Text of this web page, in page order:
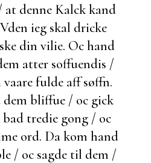
denne Kalck kand
ieg skal dricke
din vilie. Oc hand
atter soffuendis /
vaare fulde aff søffn.
dem bliffue / oc gick
tredie gong / oc
ord. Da kom hand
/ oc sagde til dem /